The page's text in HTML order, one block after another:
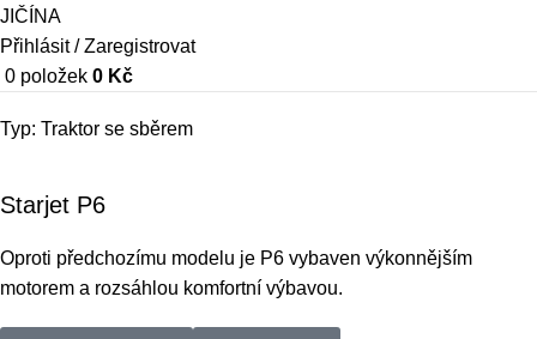
Přihlásit / Zaregistrovat
0 položek 0 Kč
Typ: Traktor se sběrem
Starjet P6
Oproti předchozímu modelu je P6 vybaven výkonnějším
motorem a rozsáhlou komfortní výbavou.